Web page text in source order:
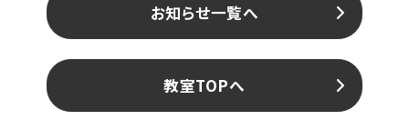
お知らせ一覧へ
教室TOPへ